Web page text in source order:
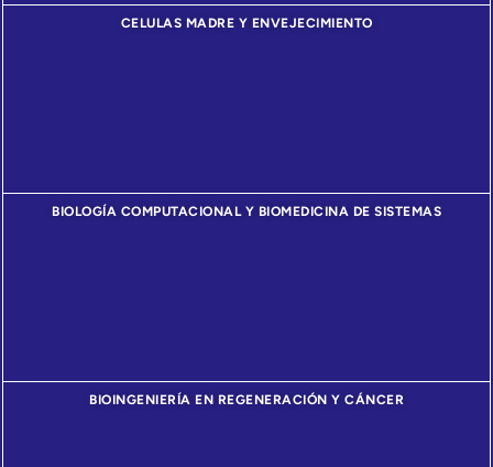
CELULAS MADRE Y ENVEJECIMIENTO
BIOLOGÍA COMPUTACIONAL Y BIOMEDICINA DE SISTEMAS
BIOINGENIERÍA EN REGENERACIÓN Y CÁNCER